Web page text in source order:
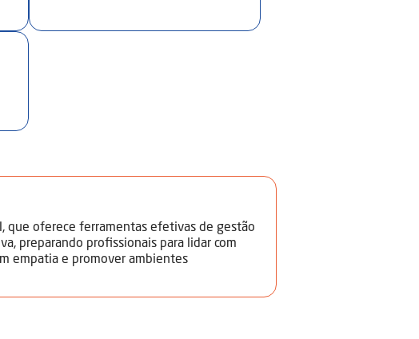
que oferece ferramentas efetivas de gestão
preparando profissionais para lidar com
empatia e promover ambientes